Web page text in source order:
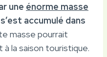
une énorme masse
accumulé dans
masse pourrait
la saison touristique.